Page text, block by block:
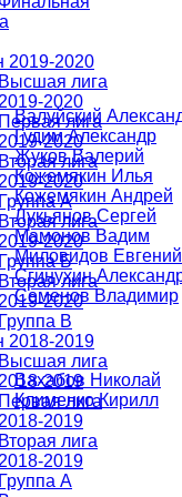
2019-2020
Высшая лига
2019-2020
Первая лига
2019-2020
Вторая лига
2019-2020
Группа А
Вторая лига
2019-2020
Группа Б
Вторая лига
2019-2020
Группа В
2018-2019
Высшая лига
2018-2019
Первая лига
2018-2019
Вторая лига
2018-2019
Группа А
Валуйский
Гудим Александр
Жуков Валерий
Кожемякин Илья
Кожемякин Андрей
Лукьянов Сергей
Мамонов Вадим
Миловидов Евгений
Сгинухин
Семенов Владимир
Вахабов Николай
Клименко Кирилл